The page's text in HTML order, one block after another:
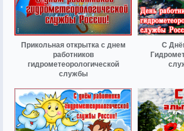
Прикольная открытка с днем
работников
гидрометеорологической
службы
С